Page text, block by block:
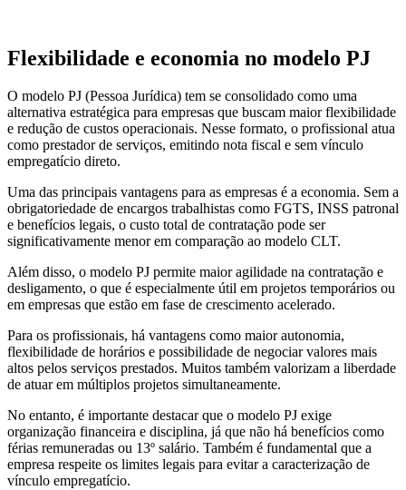
Flexibilidade e economia no modelo PJ
O modelo PJ (Pessoa Jurídica) tem se consolidado como uma
alternativa estratégica para empresas que buscam maior flexibilidade
e redução de custos operacionais. Nesse formato, o profissional atua
como prestador de serviços, emitindo nota fiscal e sem vínculo
empregatício direto.
Uma das principais vantagens para as empresas é a economia. Sem a
obrigatoriedade de encargos trabalhistas como FGTS, INSS patronal
e benefícios legais, o custo total de contratação pode ser
significativamente menor em comparação ao modelo CLT.
Além disso, o modelo PJ permite maior agilidade na contratação e
desligamento, o que é especialmente útil em projetos temporários ou
em empresas que estão em fase de crescimento acelerado.
Para os profissionais, há vantagens como maior autonomia,
flexibilidade de horários e possibilidade de negociar valores mais
altos pelos serviços prestados. Muitos também valorizam a liberdade
de atuar em múltiplos projetos simultaneamente.
No entanto, é importante destacar que o modelo PJ exige
organização financeira e disciplina, já que não há benefícios como
férias remuneradas ou 13º salário. Também é fundamental que a
empresa respeite os limites legais para evitar a caracterização de
vínculo empregatício.